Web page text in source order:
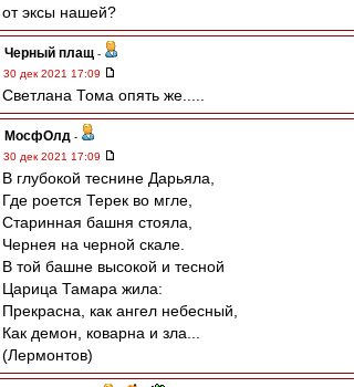
от эксы нашей?
Черный плащ -
30 дек 2021 17:09
Светлана Тома опять же.....
МосфОлд -
30 дек 2021 17:09
В глубокой теснине Дарьяла,
Где роется Терек во мгле,
Старинная башня стояла,
Чернея на черной скале.
В той башне высокой и тесной
Царица Тамара жила:
Прекрасна, как ангел небесный,
Как демон, коварна и зла...
(Лермонтов)